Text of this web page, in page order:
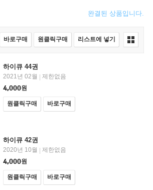
완결된 상품입니다.
바로구매 원클릭구매 리스트에 넣기
하이큐 44권
2021년 02월 | 제한없음
4,000원
원클릭구매 바로구매
하이큐 42권
2020년 10월 | 제한없음
4,000원
원클릭구매 바로구매